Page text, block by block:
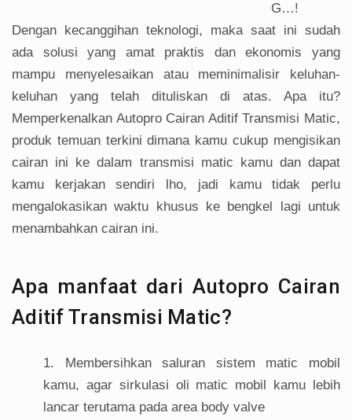
G…!
Dengan kecanggihan teknologi, maka saat ini sudah
ada solusi yang amat praktis dan ekonomis yang
mampu menyelesaikan atau meminimalisir keluhan-
keluhan yang telah dituliskan di atas. Apa itu?
Memperkenalkan Autopro Cairan Aditif Transmisi Matic,
produk temuan terkini dimana kamu cukup mengisikan
cairan ini ke dalam transmisi matic kamu dan dapat
kamu kerjakan sendiri lho, jadi kamu tidak perlu
mengalokasikan waktu khusus ke bengkel lagi untuk
menambahkan cairan ini.
Apa manfaat dari Autopro Cairan
Aditif Transmisi Matic?
Membersihkan saluran sistem matic mobil
kamu, agar sirkulasi oli matic mobil kamu lebih
lancar terutama pada area body valve